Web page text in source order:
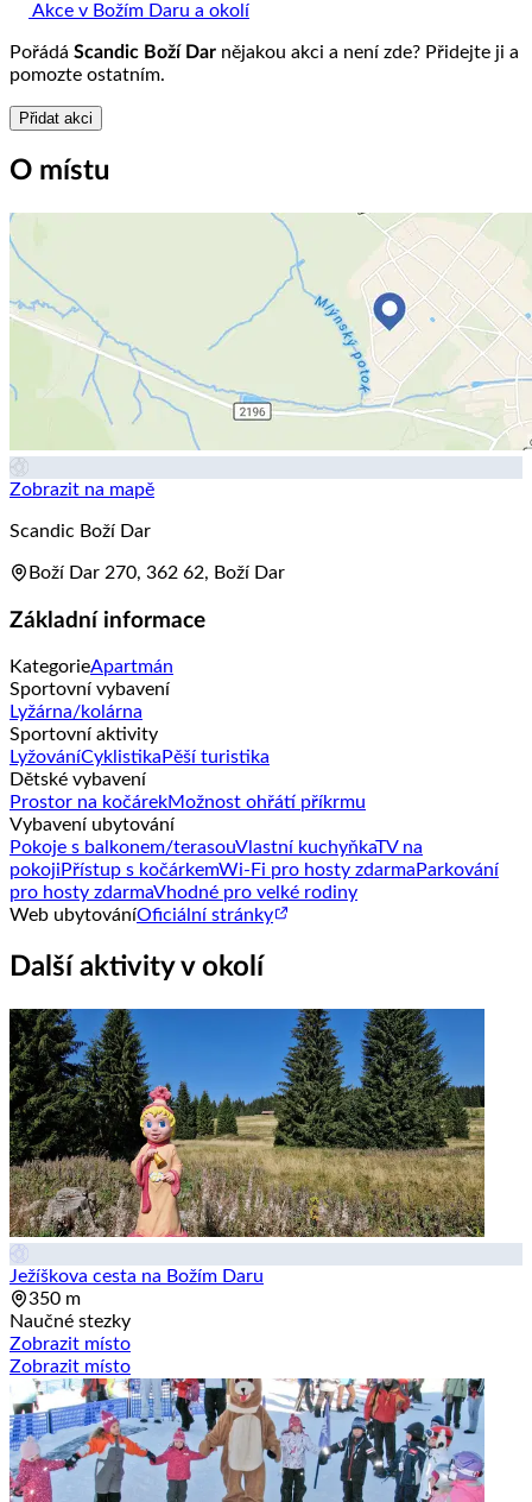
Akce v Božím Daru a okolí
Pořádá Scandic Boží Dar nějakou akci a není zde? Přidejte ji a
pomozte ostatním.
Přidat akci
O místu
Zobrazit na mapě
Scandic Boží Dar
Boží Dar 270, 362 62, Boží Dar
Základní informace
KategorieApartmán
Sportovní vybavení
Lyžárna/kolárna
Sportovní aktivity
LyžováníCyklistika Pěší turistika
Dětské vybavení
Prostor na kočárekMožnost ohřátí příkrmu
Vybavení ubytování
Pokoje s balkonem/terasouVlastní kuchyňkaTV na
pokoji Přístup s kočárkemWi-Fi pro hosty zdarma Parkování
pro hosty zdarmaVhodné pro velké rodiny
Web ubytováníOficiální stránky
Další aktivity v okolí
Ježíškova cesta na Božím Daru
350 m
Naučné stezky
Zobrazit místo
Zobrazit místo